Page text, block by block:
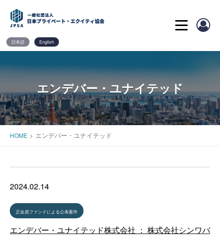
content
日本語 English
エンデバー・ユナイテッド
HOME > エンデバー・ユナイテッド
2024.02.14
正会員ファンドによる公表案件
エンデバー・ユナイテッド株式会社 ： 株式会社シンワバ